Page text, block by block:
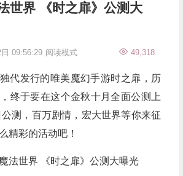
世界 《时之扉》公测大
09:56:29 49,318
阅读模式
代发行的唯美魔幻手游时之扉，历
终于要在这个金秋十月全面公测上
测，百万剧情，宏大世界等你来征
精彩的活动吧！